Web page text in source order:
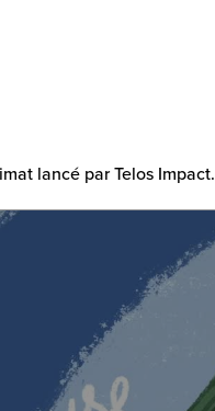
lancé par Telos Impact.